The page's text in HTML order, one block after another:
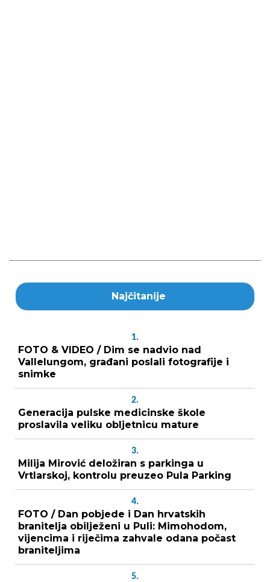
Najčitanije
1.
FOTO & VIDEO / Dim se nadvio nad
Vallelungom, građani poslali fotografije i
snimke
2.
Generacija pulske medicinske škole
proslavila veliku obljetnicu mature
3.
Milija Mirović deložiran s parkinga u
Vrtlarskoj, kontrolu preuzeo Pula Parking
4.
FOTO / Dan pobjede i Dan hrvatskih
branitelja obilježeni u Puli: Mimohodom,
vijencima i riječima zahvale odana počast
braniteljima
5.